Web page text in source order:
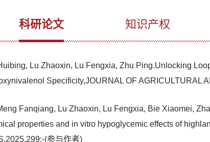
科研论文 知识产权
Lu Zhaoxin, Lu Fengxia, Zhu Ping.Unlocking
Specificity,JOURNAL OF AGRICULTURAL
Fanqiang, Lu Zhaoxin, Lu Fengxia, Bie Xiaomei,
properties and in vitro hypoglycemic effects of
(参与作者)